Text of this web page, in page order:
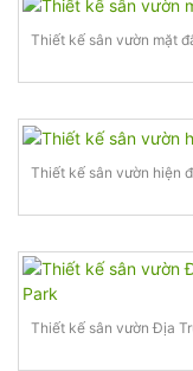
Thiết kế sân vườn mặt
Thiết kế sân vườn hiện
Thiết kế sân vườn Địa